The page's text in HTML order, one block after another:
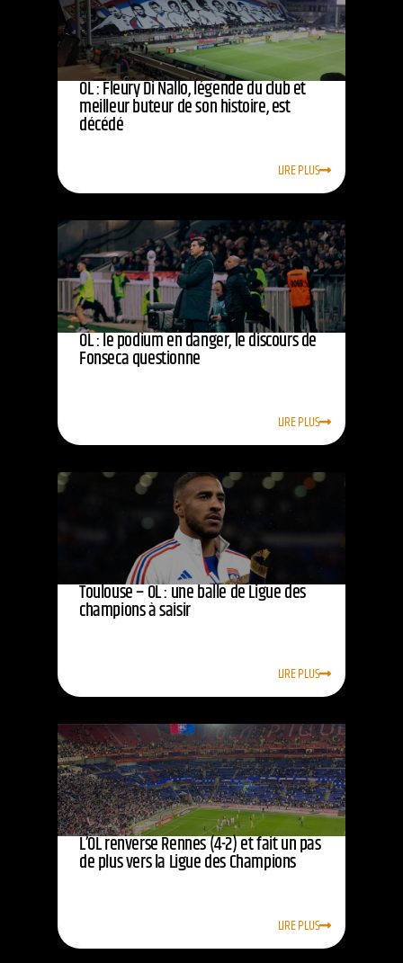
OL : Fleury Di Nallo, légende du club et
meilleur buteur de son histoire, est
décédé
LIRE PLUS
OL : le podium en danger, le discours de
Fonseca questionne
LIRE PLUS
Toulouse – OL : une balle de Ligue des
champions à saisir
LIRE PLUS
L’OL renverse Rennes (4-2) et fait un pas
de plus vers la Ligue des Champions
LIRE PLUS